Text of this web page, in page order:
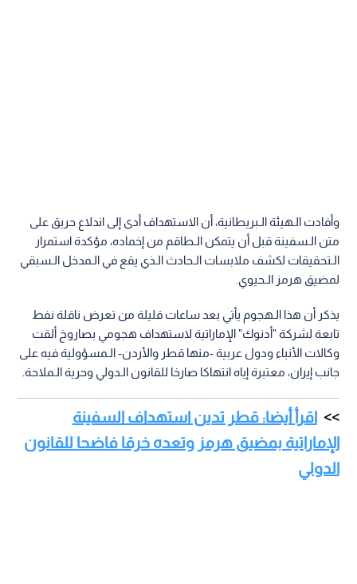
وأفادت الـهيئة الـبريطانية، أن الاستهداف أدى إلى اندلاع حريق على
متن الـسفينة قبل أن يتمكن الـطاقم من إخماده، مؤكدة استمرار
الـتحقيقات لكشف ملابسات الـحادث الـذي يقع في الـمدخل الـسبقي
لمضيق هرمز الـحيوي.
يذكر أن هذا الـهجوم يأتي بعد ساعات قليلة من تعرض ناقلة نفط
تابعة لشركة "أدنوك" الإماراتية لاستهداف هجومي بصاروخ ألقت
وكالات الأنباء ودول عربية -منها قطر والأردن- الـمسؤولية فيه على
جانب إيران، معتبرة إياه انتهاكا صارخا للقانون الـدولي وحرية الـملاحة.
اقرأ أيضا: قطر تدين استهداف السفينة
الإماراتية بمضيق هرمز وتعده خرقا فاضحا للقانون
الدولي